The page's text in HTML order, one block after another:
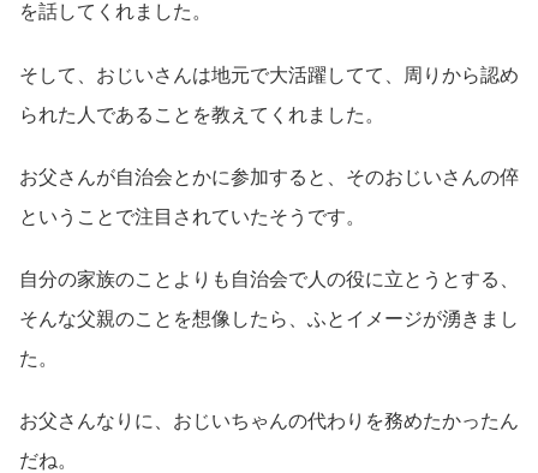
を話してくれました。
そして、おじいさんは地元で大活躍してて、周りから認め
られた人であることを教えてくれました。
お父さんが自治会とかに参加すると、そのおじいさんの倅
ということで注目されていたそうです。
自分の家族のことよりも自治会で人の役に立とうとする、
そんな父親のことを想像したら、ふとイメージが湧きまし
た。
お父さんなりに、おじいちゃんの代わりを務めたかったん
だね。